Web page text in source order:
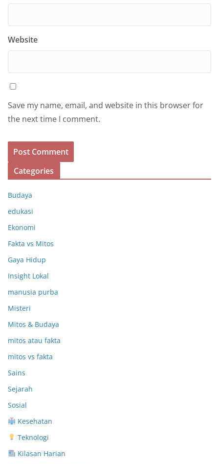
Website
Save my name, email, and website in this browser for
the next time I comment.
Categories
Budaya
edukasi
Ekonomi
Fakta vs Mitos
Gaya Hidup
Insight Lokal
manusia purba
Misteri
Mitos & Budaya
mitos atau fakta
mitos vs fakta
Sains
Sejarah
Sosial
Kesehatan
Teknologi
Kilasan Harian